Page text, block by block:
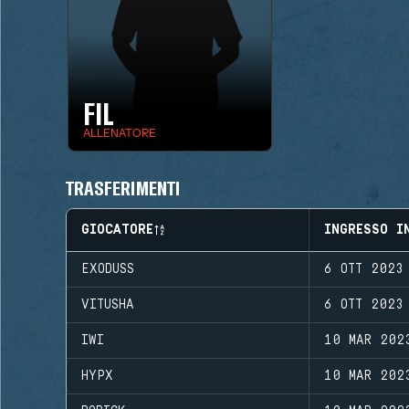
FIL
ALLENATORE
TRASFERIMENTI
GIOCATORE INGRESSO
EXODUSS 6 OTT 2023
VITUSHA 6 OTT 2023
IWI 10 MAR
HYPX 10 MAR